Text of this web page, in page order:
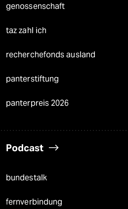
genossenschaft
taz zahl ich
recherchefonds ausland
panterstiftung
panterpreis 2026
Podcast
bundestalk
fernverbindung